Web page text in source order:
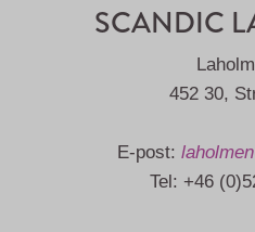
SCANDIC
452 30,
E-post:
Tel: +46